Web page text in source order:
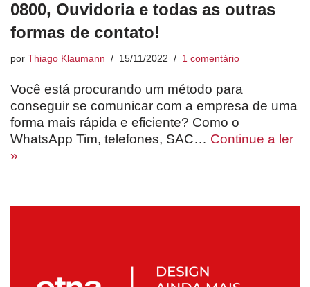
0800, Ouvidoria e todas as outras
formas de contato!
por Thiago Klaumann 15/11/2022 1 comentário
Você está procurando um método para
conseguir se comunicar com a empresa de uma
forma mais rápida e eficiente? Como o
WhatsApp Tim, telefones, SAC… Continue a ler
»